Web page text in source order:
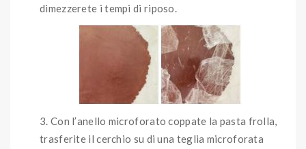
dimezzerete i tempi di riposo.
Con l’anello microforato coppate la pasta frolla,
trasferite il cerchio su di una teglia microforata